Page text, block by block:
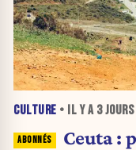
CULTURE • IL Y A 3 JOURS
Ceuta :